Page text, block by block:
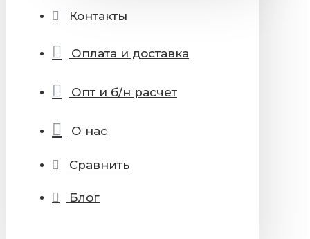
Контакты
Оплата и доставка
Опт и б/н расчет
О нас
Сравнить
Блог